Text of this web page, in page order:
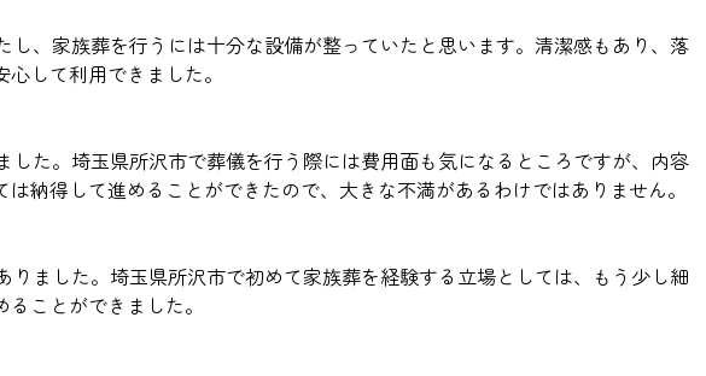
、家族葬を行うには十分な設備が整っていたと思います。清潔感もあり、落
して利用できました。
た。埼玉県所沢市で葬儀を行う際には費用面も気になるところですが、内容
納得して進めることができたので、大きな不満があるわけではありません。
ました。埼玉県所沢市で初めて家族葬を経験する立場としては、もう少し細
ことができました。